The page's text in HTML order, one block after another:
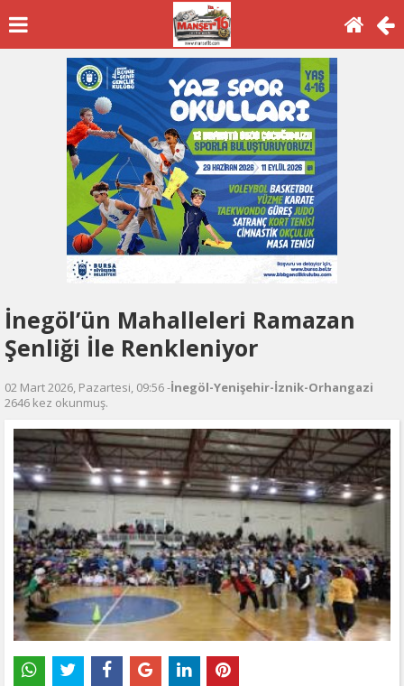
İnegöl’ün Mahalleleri Ramazan
Şenliği İle Renkleniyor
02 Mart 2026, Pazartesi, 09:56 -İnegöl-Yenişehir-İznik-Orhangazi
2646 kez okunmuş.